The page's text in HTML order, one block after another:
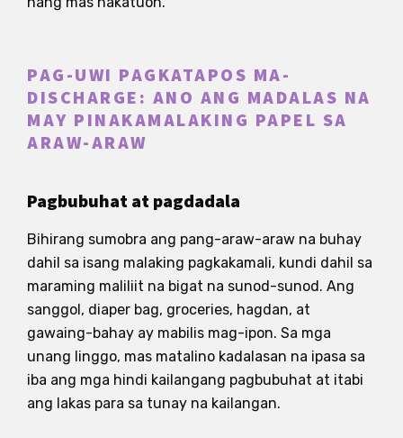
PAG-UWI PAGKATAPOS MA-
DISCHARGE: ANO ANG MADALAS NA
MAY PINAKAMALAKING PAPEL SA
ARAW-ARAW
Pagbubuhat at pagdadala
Bihirang sumobra ang pang-araw-araw na buhay
dahil sa isang malaking pagkakamali, kundi dahil sa
maraming maliliit na bigat na sunod-sunod. Ang
sanggol, diaper bag, groceries, hagdan, at
gawaing-bahay ay mabilis mag-ipon. Sa mga
unang linggo, mas matalino kadalasan na ipasa sa
iba ang mga hindi kailangang pagbubuhat at itabi
ang lakas para sa tunay na kailangan.